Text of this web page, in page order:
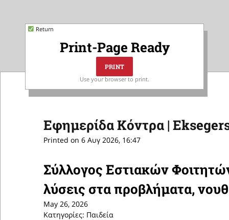
Return
Print-Page Ready
Use your browser to print.
Εφημερίδα Κόντρα |
Printed on 6 Αυγ 2026, 16:47
Σύλλογος Εστιακών
λύσεις στα προβλήματα,
May 26, 2026
Κατηγορίες: Παιδεία